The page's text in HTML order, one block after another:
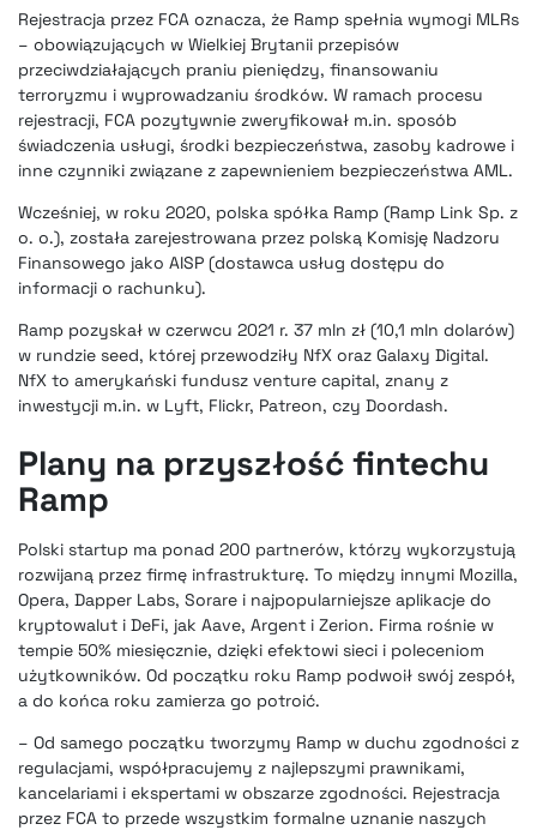
Rejestracja przez FCA oznacza, że Ramp spełnia wymogi MLRs
– obowiązujących w Wielkiej Brytanii przepisów
przeciwdziałających praniu pieniędzy, finansowaniu
terroryzmu i wyprowadzaniu środków. W ramach procesu
rejestracji, FCA pozytywnie zweryfikował m.in. sposób
świadczenia usługi, środki bezpieczeństwa, zasoby kadrowe i
inne czynniki związane z zapewnieniem bezpieczeństwa AML.
Wcześniej, w roku 2020, polska spółka Ramp (Ramp Link Sp. z
o. o.), została zarejestrowana przez polską Komisję Nadzoru
Finansowego jako AISP (dostawca usług dostępu do
informacji o rachunku).
Ramp pozyskał w czerwcu 2021 r. 37 mln zł (10,1 mln dolarów)
w rundzie seed, której przewodziły NfX oraz Galaxy Digital.
NfX to amerykański fundusz venture capital, znany z
inwestycji m.in. w Lyft, Flickr, Patreon, czy Doordash.
Plany na przyszłość fintechu
Ramp
Polski startup ma ponad 200 partnerów, którzy wykorzystują
rozwijaną przez firmę infrastrukturę. To między innymi Mozilla,
Opera, Dapper Labs, Sorare i najpopularniejsze aplikacje do
kryptowalut i DeFi, jak Aave, Argent i Zerion. Firma rośnie w
tempie 50% miesięcznie, dzięki efektowi sieci i poleceniom
użytkowników. Od początku roku Ramp podwoił swój zespół,
a do końca roku zamierza go potroić.
– Od samego początku tworzymy Ramp w duchu zgodności z
regulacjami, współpracujemy z najlepszymi prawnikami,
kancelariami i ekspertami w obszarze zgodności. Rejestracja
przez FCA to przede wszystkim formalne uznanie naszych